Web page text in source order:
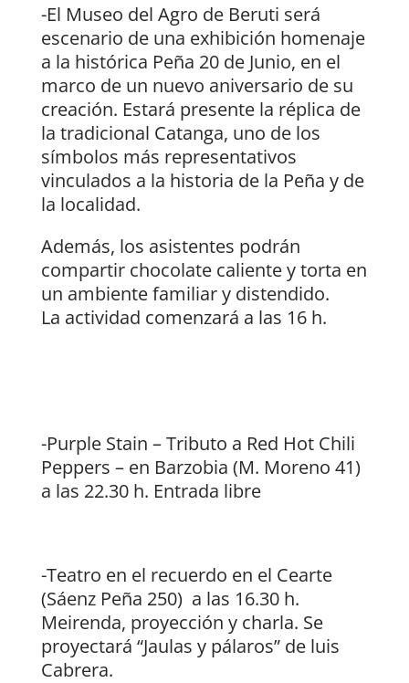
-El Museo del Agro de Beruti será
escenario de una exhibición homenaje
a la histórica Peña 20 de Junio, en el
marco de un nuevo aniversario de su
creación. Estará presente la réplica de
la tradicional Catanga, uno de los
símbolos más representativos
vinculados a la historia de la Peña y de
la localidad.
Además, los asistentes podrán
compartir chocolate caliente y torta en
un ambiente familiar y distendido.
La actividad comenzará a las 16 h.
-Purple Stain – Tributo a Red Hot Chili
Peppers – en Barzobia (M. Moreno 41)
a las 22.30 h. Entrada libre
-Teatro en el recuerdo en el Cearte
(Sáenz Peña 250) a las 16.30 h.
Meirenda, proyección y charla. Se
proyectará “Jaulas y pálaros” de luis
Cabrera.